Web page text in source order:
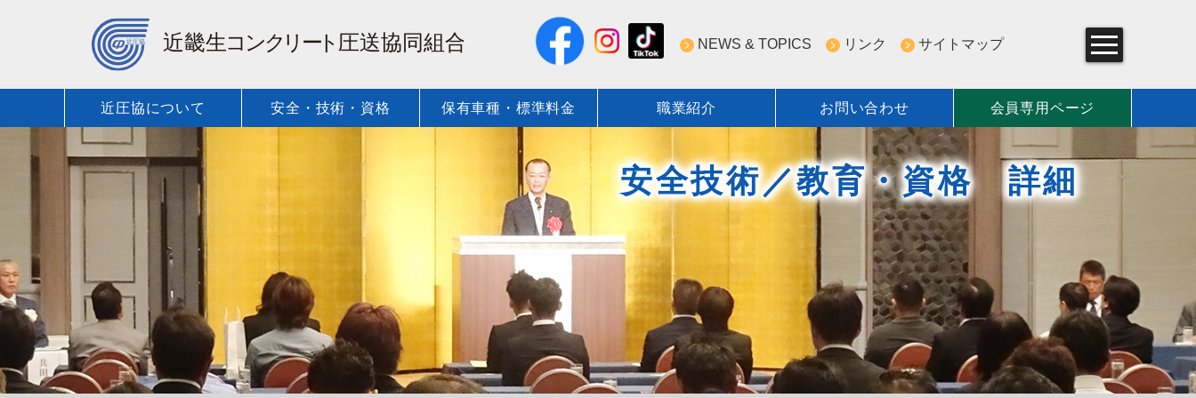
NEWS & TOPICS リンク サイトマップ
近圧協について
近圧協について
標準圧送料金表
会員紹介
安全・技術・資格
安全・技術・資格
近圧協の安全・技術への取組み
近圧協の技術力
安全技術／資格・教育 行事一覧
コンクリート圧送業の資格について
圧送技術研究会
近圧協安全施工管理
ポンプ圧送性評価ソフト
教育DVD
保有車種・標準料金
保有車種・標準料金
標準圧送料金表
職業紹介 お問い合わせ 会員専用ページ
安全技術／教育・資格 詳細